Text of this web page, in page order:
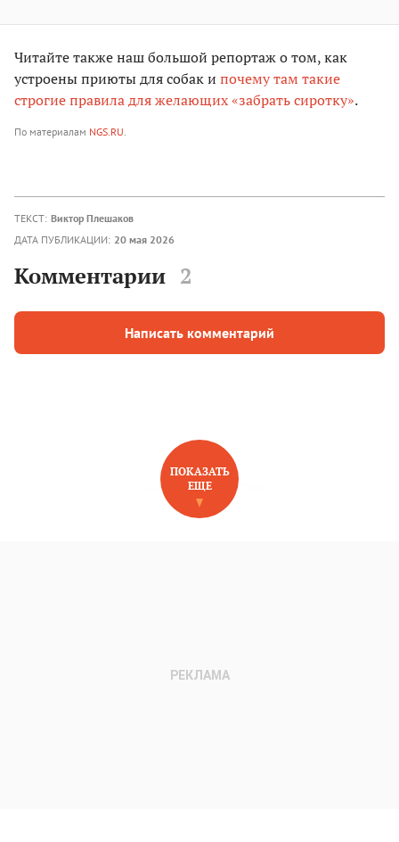
Читайте также наш большой репортаж о том, как
устроены приюты для собак и почему там такие
строгие правила для желающих «забрать сиротку».
По материалам NGS.RU.
ТЕКСТ: Виктор Плешаков
ДАТА ПУБЛИКАЦИИ: 20 мая 2026
Комментарии 2
Написать комментарий
НОВОЕ НА САЙТЕ
ПОКАЗАТЬ
ЕЩЕ